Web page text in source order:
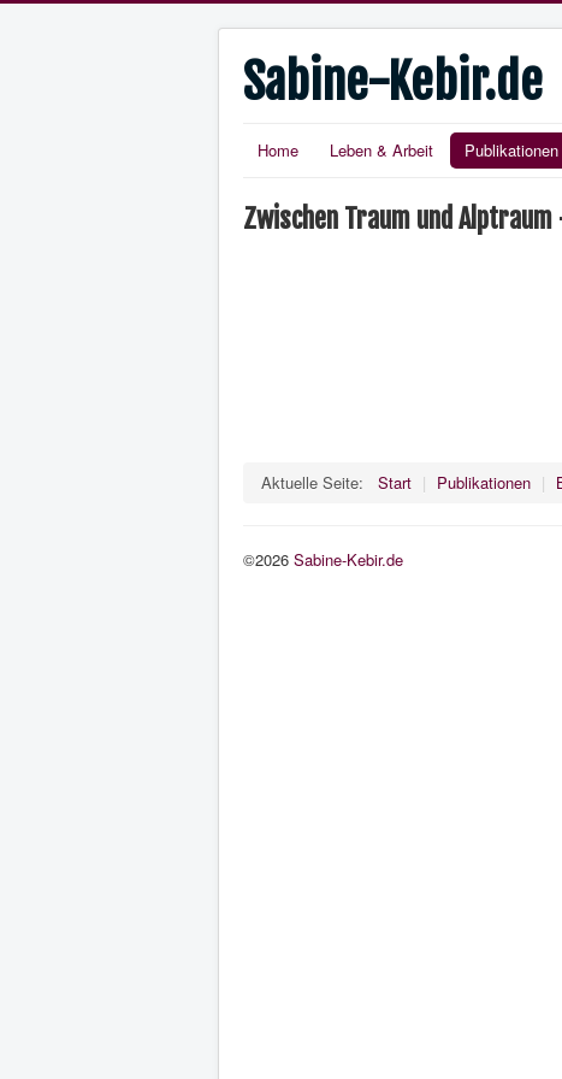
Sabine-Kebir.de
Home Leben & Arbeit Publikationen
Zwischen Traum und Alptraum
Aktuelle Seite: Start | Publikationen |
©2026 Sabine-Kebir.de